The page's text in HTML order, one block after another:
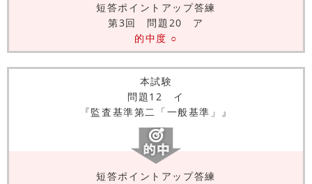
短答ポイントアップ答練
第3回 問題20 ア
的中度 ○
本試験
問題12 イ
『監査基準第二「一般基準」』
短答ポイントアップ答練